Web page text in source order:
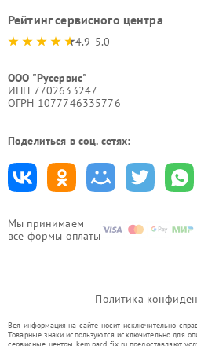
Мы принимаем
все формы оплаты
Рейтинг сервисного центра
4.9-5.0
ООО "Русервис"
ИНН 7702633247
ОГРН 1077746335776
Поделиться в соц. сетях:
Политика
Вся информация на сайте носит исключительно
Товарные знаки используются исключительно для